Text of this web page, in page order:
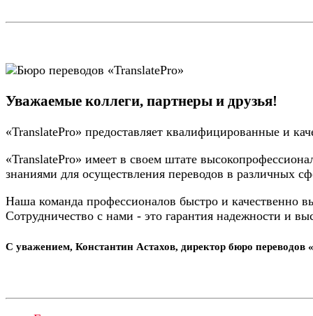
Уважаемые коллеги, партнеры и друзья!
«TranslatePro» предоставляет квалифицированные и
«TranslatePro» имеет в своем штате
знаниями для осуществления переводов в различных
Наша команда профессионалов быстро и качественно
Сотрудничество с нами - это гарантия надежности и
С уважением, Константин Астахов, директор бюро переводов